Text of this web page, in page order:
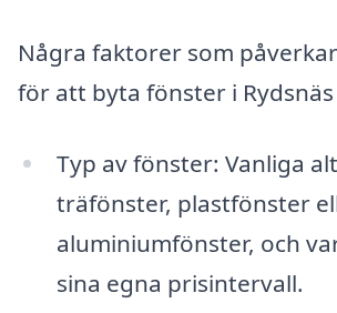
Några faktorer som
för att byta fönster i
Typ av fönster: Vanliga
träfönster, plastfönster
aluminiumfönster, och
sina egna prisintervall.